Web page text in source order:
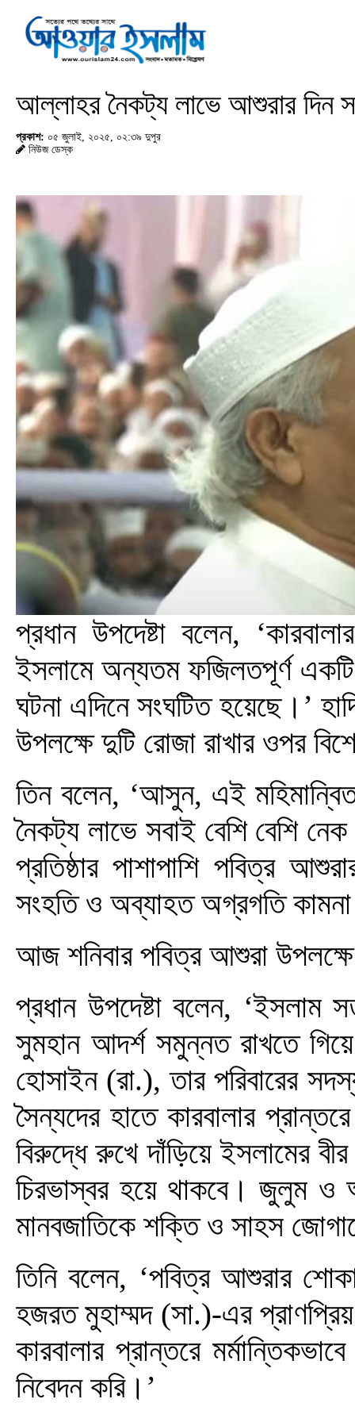
আল্লাহর নৈকট্য লাভে আশুরার দিন
প্রকাশ: ০৫ জুলাই, ২০২৫, ০২:৩৯ দুপুর
নিউজ ডেস্ক
প্রধান উপদেষ্টা বলেন,
ইসলামে অন্যতম ফজিলতপূর্ণ একটি
ঘটনা এদিনে সংঘটিত হয়েছে।’
উপলক্ষে দুটি রোজা রাখার ওপর
তিন বলেন, ‘আসুন, এই
নৈকট্য লাভে সবাই বেশি বেশি
প্রতিষ্ঠার পাশাপাশি পবিত্র
সংহতি ও অব্যাহত অগ্রগতি
আজ শনিবার পবিত্র আশুরা
প্রধান উপদেষ্টা বলেন,
সুমহান আদর্শ সমুন্নত রাখতে
হোসাইন (রা.), তার পরিবারের
সৈন্যদের হাতে কারবালার
বিরুদ্ধে রুখে দাঁড়িয়ে ইসলামের
চিরভাস্বর হয়ে থাকবে। জুলুম ও
মানবজাতিকে শক্তি ও সাহস
তিনি বলেন, ‘পবিত্র আশুরার
হজরত মুহাম্মদ (সা.)-এর
কারবালার প্রান্তরে
নিবেদন করি।’